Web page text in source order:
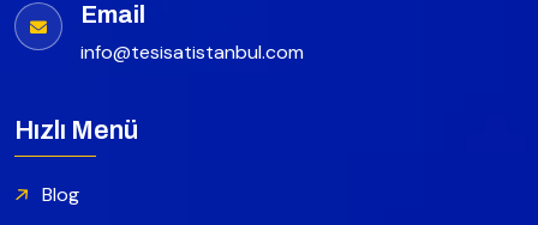
Email
info@tesisatistanbul.com
Hızlı Menü
Blog